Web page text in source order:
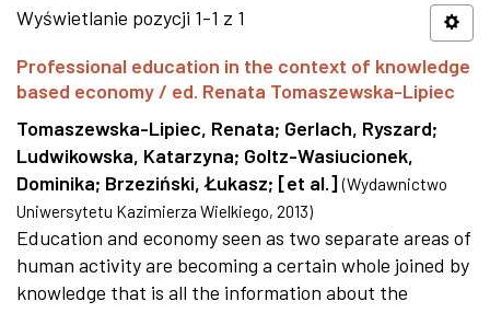
Wyświetlanie pozycji 1-1 z 1
Professional education in the context of knowledge
based economy / ed. Renata Tomaszewska-Lipiec
Tomaszewska-Lipiec, Renata; Gerlach, Ryszard;
Ludwikowska, Katarzyna; Goltz-Wasiucionek,
Dominika; Brzeziński, Łukasz; [et al.] (Wydawnictwo
Uniwersytetu Kazimierza Wielkiego, 2013)
Education and economy seen as two separate areas of
human activity are becoming a certain whole joined by
knowledge that is all the information about the